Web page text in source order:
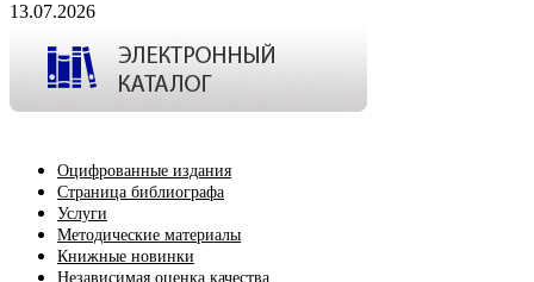
13.07.2026
Оцифрованные издания
Страница библиографа
Услуги
Методические материалы
Книжные новинки
Независимая оценка качества